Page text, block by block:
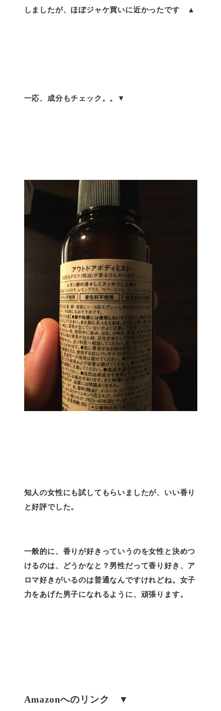
しましたが、ほぼジャケ買いに近かったです ▲
一応、成分もチェック。。▼
知人の女性にも試してもらいましたが、いい香り
と好評でした。
一般的に、香りが好きっていうのを女性と決めつ
けるのは、どうかなと？男性だって香り好き、ア
ロマ好きがいるのは普通なんですけれどね。女子
力をあげた男子になれるように、頑張ります。
Amazonへのリンク ▼